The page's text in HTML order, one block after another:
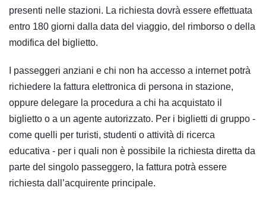
presenti nelle stazioni. La richiesta dovrà essere effettuata
entro 180 giorni dalla data del viaggio, del rimborso o della
modifica del biglietto.
I passeggeri anziani e chi non ha accesso a internet potrà
richiedere la fattura elettronica di persona in stazione,
oppure delegare la procedura a chi ha acquistato il
biglietto o a un agente autorizzato. Per i biglietti di gruppo -
come quelli per turisti, studenti o attività di ricerca
educativa - per i quali non è possibile la richiesta diretta da
parte del singolo passeggero, la fattura potrà essere
richiesta dall’acquirente principale.